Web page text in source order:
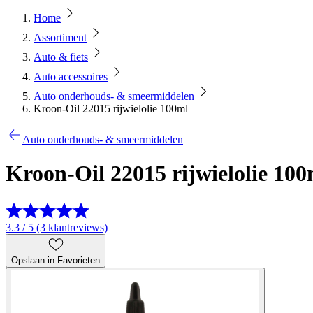
Home
Assortiment
Auto & fiets
Auto accessoires
Auto onderhouds- & smeermiddelen
Kroon-Oil 22015 rijwielolie 100ml
Auto onderhouds- & smeermiddelen
Kroon-Oil 22015 rijwielolie
3.3 / 5 (3 klantreviews)
Opslaan in Favorieten